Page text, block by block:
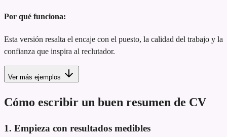
Por qué funciona:
Esta versión resalta el encaje con el puesto, la calidad del trabajo y la
confianza que inspira al reclutador.
Ver más ejemplos
Cómo escribir un buen resumen de CV
1. Empieza con resultados medibles